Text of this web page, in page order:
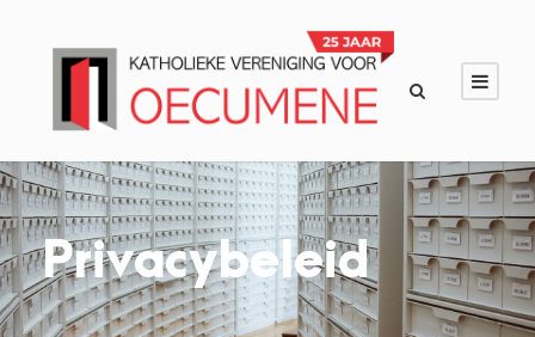
Privacybeleid